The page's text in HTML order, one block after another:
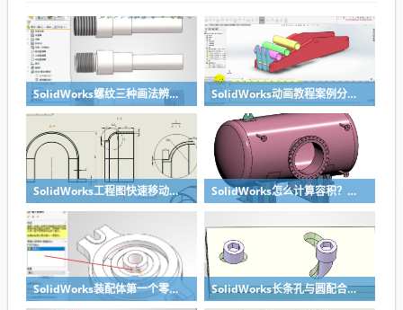
SolidWorks螺纹三种画法辨析异同：装饰螺纹线、螺柱向导、螺纹特征 SolidWorks动画教程案例分享之圆管分料动画，重力自然滑落
SolidWorks工程图快速移动视图位置技巧，溪风实战分享 SolidWorks怎么计算容积？容器的体积？
SolidWorks装配体第一个零件怎么固定到中心原点？90%的人一开始就做错了 SolidWorks长条孔与圆配合，槽口与圆配合超快方法